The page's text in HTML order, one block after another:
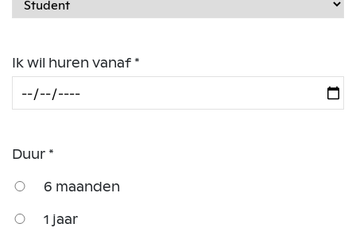
Ik wil huren vanaf *
Duur *
6 maanden
1 jaar